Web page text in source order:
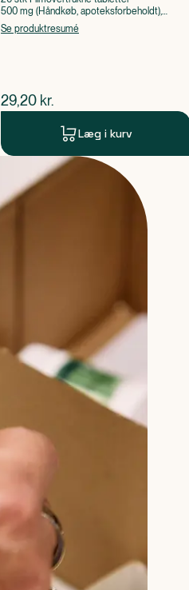
500 mg (Håndkøb, apoteksforbeholdt),
Paracetamol
Se produktresumé
$nuværende pris
29,20 kr.
Læg i kurv